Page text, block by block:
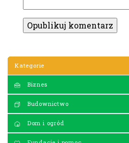
Kategorie
Biznes
Budownictwo
Dom i ogród